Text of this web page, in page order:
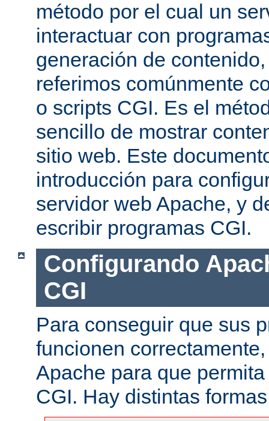
método por el cual un
interactuar con
generación de
referimos comúnmente
o scripts CGI. Es el
sencillo de mostrar
sitio web. Este
introducción para
servidor web Apache, y
escribir programas CGI.
Configurando
CGI
Para conseguir que sus
funcionen
Apache para que
CGI. Hay distintas